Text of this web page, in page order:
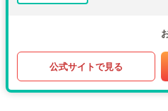
公式サイトで見る